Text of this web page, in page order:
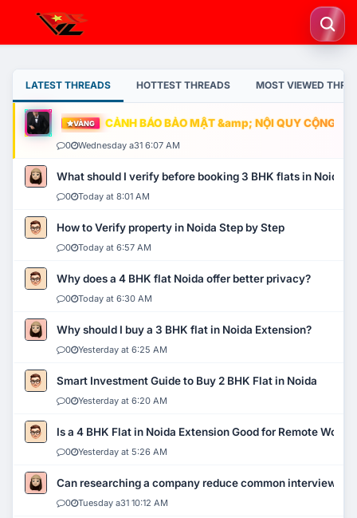
LATEST THREADS HOTTEST THREADS MOST VIEWED
VÀNG CẢNH BÁO BẢO MẬT &amp; NỘI QUY CỘNG
0 Wednesday a31 6:07 AM
What should I verify before booking 3 BHK flats in Noida?
0 Today at 8:01 AM
How to Verify property in Noida Step by Step
0 Today at 6:57 AM
Why does a 4 BHK flat Noida offer better privacy?
0 Today at 6:30 AM
Why should I buy a 3 BHK flat in Noida Extension?
0 Yesterday at 6:25 AM
Smart Investment Guide to Buy 2 BHK Flat in Noida
0 Yesterday at 6:20 AM
Is a 4 BHK Flat in Noida Extension Good for Remote Work?
0 Yesterday at 5:26 AM
Can researching a company reduce common interview
0 Tuesday a31 10:12 AM